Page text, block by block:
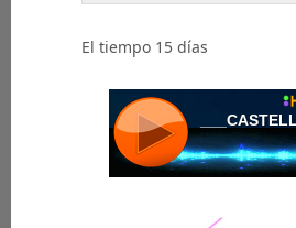
El tiempo 15 días